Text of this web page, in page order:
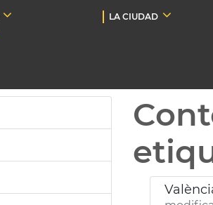
LA CIUDAD